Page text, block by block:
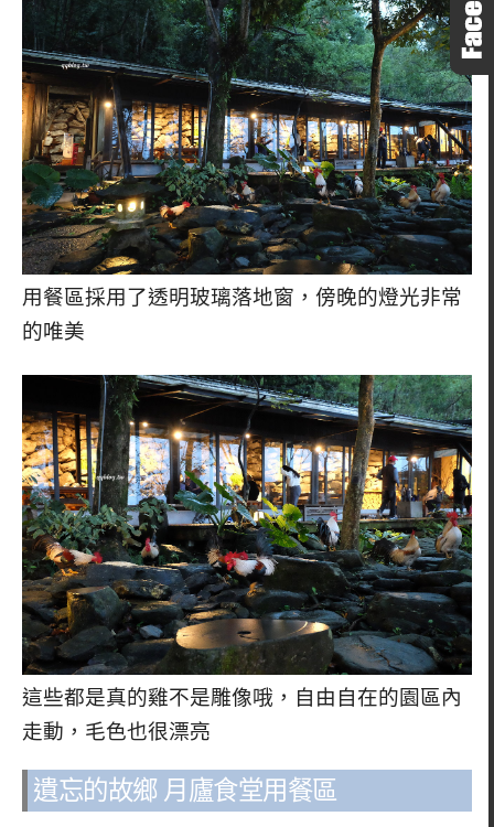
用餐區採用了透明玻璃落地窗，傍晚的燈光非常
的唯美
這些都是真的雞不是雕像哦，自由自在的園區內
走動，毛色也很漂亮
遺忘的故鄉 月廬食堂用餐區